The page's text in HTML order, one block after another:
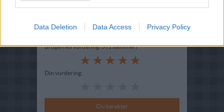
Data Deletion Data Access Privacy Policy
Brugernes vurdering:5(1stemmer)
Din vurdering: